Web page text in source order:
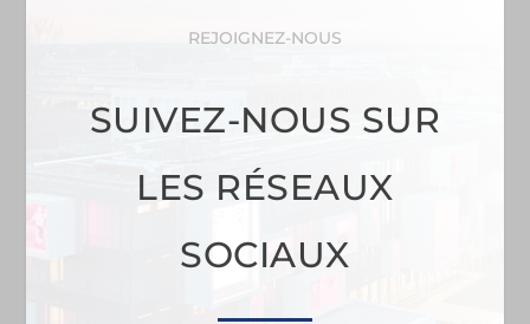
REJOIGNEZ-NOUS
SUIVEZ-NOUS SUR
LES RÉSEAUX
SOCIAUX